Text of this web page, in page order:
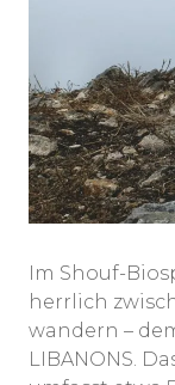
Im Shouf-
herrlich
wandern –
LIBANONS.